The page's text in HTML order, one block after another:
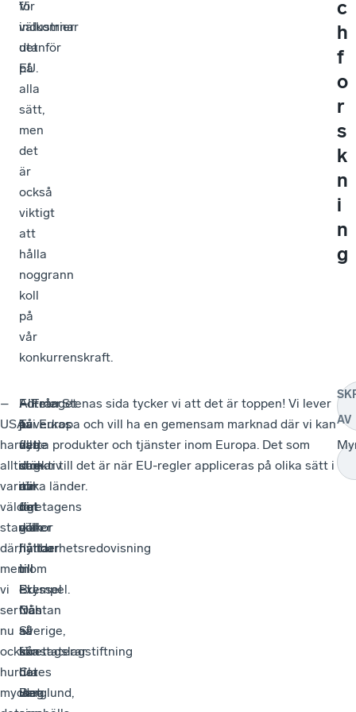
Vi
välkomnar
det
på
alla
sätt,
men
det
är
också
viktigt
att
hålla
noggrann
koll
på
vår
konkurrenskraft.
för
industrier
utanför
EU.
c
h
f
o
r
s
k
n
i
n
g
–
USA
har
alltid
varit
väldigt
starka
där,
men
vi
ser
nu
också
hur
mycket
Alltmer
av
det
som
rör
företagens
villkor
flyttar
till
Bryssel
från
Sverige,
konstaterar
Claes
Berglund,
–
Ta
alla
direktiv
när
det
gäller
hållbarhetsredovisning
till
exempel.
Nästan
all
företagslagstiftning
har
idag
Företaget
påverkas
varje
dag
av
det
som
händer
inom
EU.
Och
så
ska
det
vara
– Från Stenas sida tycker vi att det är toppen! Vi lever
ju i Europa och vill ha en gemensam marknad där vi kan
flytta produkter och tjänster inom Europa. Det som
stökar till det är när EU-regler appliceras på olika sätt i
olika länder.
AV